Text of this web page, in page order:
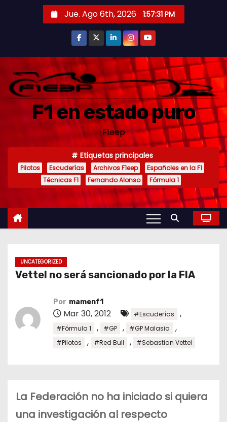
i
Jue. Ago 6th, 2026 1:57:32 PM
F1 en estado puro
F1eep
Etiquetas principales
Pilotos Escuderías Archivos F1eep
Españoles en la F1
Técnicas F1
Fernando Alonso Fórmula 1
UNCATEGORIZED
Vettel no será sancionado por la FIA
Por mamenf1
Mar 30, 2012 #Escuderías ,
#Fórmula 1 , #GP , #GP Malasia ,
#Pilotos , #Red Bull , #Sebastian Vettel
La Federación no ha iniciado si quiera
una investigación al respecto